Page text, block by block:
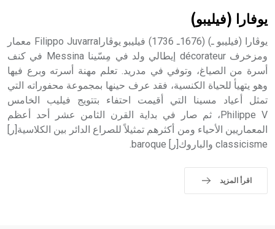
يوفارا (فيليبو)
يوڤارا (فيليبو ـ) (1676ـ 1736) فيليبو يوڤاراFilippo Juvarra معمار
ومزخرف décorateur إيطالي ولد في مِسّينا Messina في كنف
أسرة من الصياغ، وتوفي في مدريد. تعلم مهنة أسرته وبرع فيها
وهو يتهيأ للحياة الكنسية، فقد عرف حينها بمجموعة محفوراته التي
تمثل أعياد مسينا التي أقيمت احتفاء بتتويج فيليب الخامس
Philippe V، ثم صار في بداية القرن الثامن عشر أحد أعظم
المعماريين الأحياء ومن أكثرهم تمثيلاً للصراع الدائر بين الكلاسية[ر]
classicisme والباروك[ر] baroque.
اقرأ المزيد